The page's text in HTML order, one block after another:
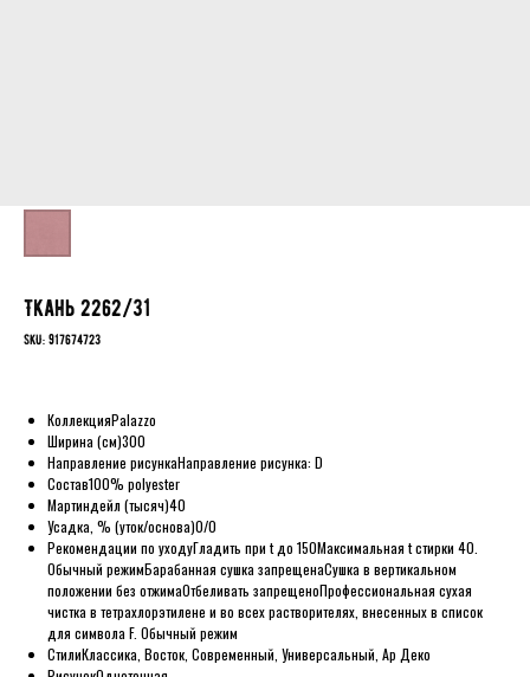
Ткань 2262/31
SKU: 917674723
КоллекцияPalazzo
Ширина (см)300
Направление рисункаНаправление рисунка: D
Состав100% polyester
Мартиндейл (тысяч)40
Усадка, % (уток/основа)0/0
Рекомендации по уходуГладить при t до 150Максимальная t стирки 40.
Обычный режимБарабанная сушка запрещенаСушка в вертикальном
положении без отжимаОтбеливать запрещеноПрофессиональная сухая
чистка в тетрахлорэтилене и во всех растворителях, внесенных в список
для символа F. Обычный режим
СтилиКлассика, Восток, Современный, Универсальный, Ар Деко